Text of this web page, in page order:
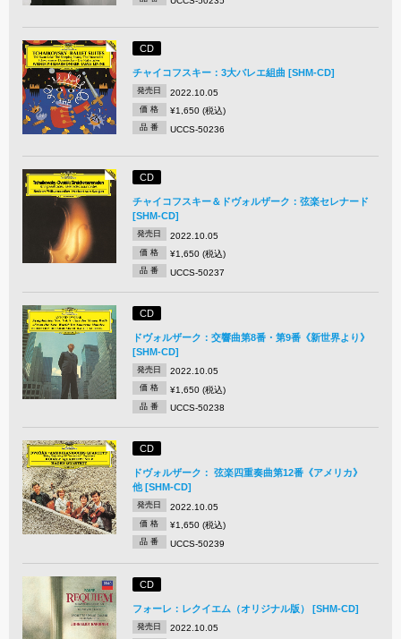
CD
チャイコフスキー：3大バレエ組曲 [SHM-CD]
発売日 2022.10.05
価 格 ¥1,650 (税込)
品 番 UCCS-50236
CD
チャイコフスキー＆ドヴォルザーク：弦楽セレナード
[SHM-CD]
発売日 2022.10.05
価 格 ¥1,650 (税込)
品 番 UCCS-50237
CD
ドヴォルザーク：交響曲第8番・第9番《新世界より》
[SHM-CD]
発売日 2022.10.05
価 格 ¥1,650 (税込)
品 番 UCCS-50238
CD
ドヴォルザーク： 弦楽四重奏曲第12番《アメリカ》
他 [SHM-CD]
発売日 2022.10.05
価 格 ¥1,650 (税込)
品 番 UCCS-50239
CD
フォーレ：レクイエム（オリジナル版） [SHM-CD]
発売日 2022.10.05